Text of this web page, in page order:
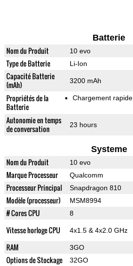
Batterie
Nom du Produit 10 evo
Type de Batterie Li-Ion
Capacité Batterie
(mAh)
3200 mAh
Propriétés de la
Batterie
Chargement rapide
Autonomie en temps
de conversation
23 hours
Systeme
Nom du Produit 10 evo
Marque Processeur Qualcomm
Processeur Principal Snapdragon 810
Modèle (processeur) MSM8994
# Cores CPU 8
Vitesse horloge CPU 4x1.5 & 4x2.0 GHz
RAM 3GO
Options de Stockage 32GO